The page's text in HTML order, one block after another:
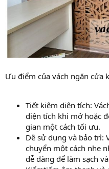
Ưu điểm của vách ngăn cửa
Tiết kiệm diện tích:
diện tích khi mở hoặc
gian một cách tối ưu.
Dễ sử dụng và bảo trì:
chuyển một cách nhẹ
dễ dàng để làm sạch